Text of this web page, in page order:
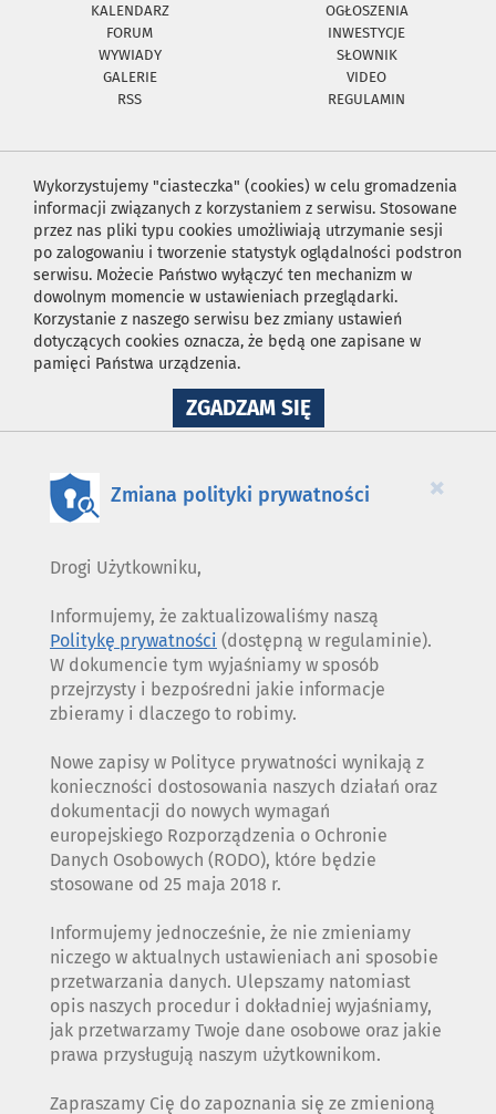
KALENDARZ
OGŁOSZENIA
FORUM
INWESTYCJE
WYWIADY
SŁOWNIK
GALERIE
VIDEO
RSS
REGULAMIN
Wykorzystujemy "ciasteczka" (cookies) w celu gromadzenia
informacji związanych z korzystaniem z serwisu. Stosowane
przez nas pliki typu cookies umożliwiają utrzymanie sesji
po zalogowaniu i tworzenie statystyk oglądalności podstron
serwisu. Możecie Państwo wyłączyć ten mechanizm w
dowolnym momencie w ustawieniach przeglądarki.
Korzystanie z naszego serwisu bez zmiany ustawień
dotyczących cookies oznacza, że będą one zapisane w
pamięci Państwa urządzenia.
ZGADZAM SIĘNA
WYKORZYSTANIE
×
Zmiana polityki prywatności
Drogi Użytkowniku,
Informujemy, że zaktualizowaliśmy naszą
Politykę prywatności (dostępną w regulaminie).
W dokumencie tym wyjaśniamy w sposób
przejrzysty i bezpośredni jakie informacje
zbieramy i dlaczego to robimy.
Nowe zapisy w Polityce prywatności wynikają z
konieczności dostosowania naszych działań oraz
dokumentacji do nowych wymagań
europejskiego Rozporządzenia o Ochronie
Danych Osobowych (RODO), które będzie
stosowane od 25 maja 2018 r.
Informujemy jednocześnie, że nie zmieniamy
niczego w aktualnych ustawieniach ani sposobie
przetwarzania danych. Ulepszamy natomiast
opis naszych procedur i dokładniej wyjaśniamy,
jak przetwarzamy Twoje dane osobowe oraz jakie
prawa przysługują naszym użytkownikom.
Zapraszamy Cię do zapoznania się ze zmienioną